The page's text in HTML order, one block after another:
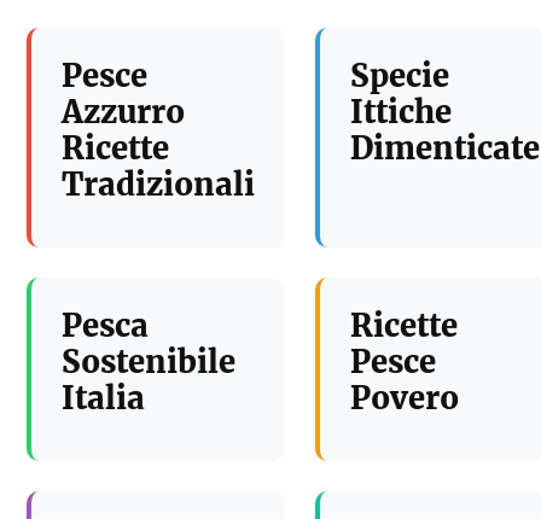
Pesce
Azzurro
Ricette
Tradizionali
Specie
Ittiche
Dimenticate
Pesca
Sostenibile
Italia
Ricette
Pesce
Povero